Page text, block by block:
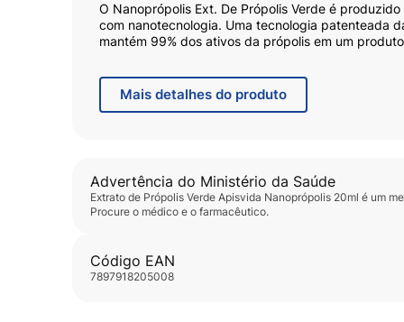
O Nanoprópolis Ext. De Própolis Verde é
com nanotecnologia. Uma tecnologia patenteada
mantém 99% dos ativos da própolis em um
USP, de forma a purificar o extrato de própolis,
ativos, permitindo uma absorção mais eficiente
eficácia com doses menores.
inflamatórias, antioxidantes e neuroprotetoras, a
Extrato de própolis verde nanoestruturado, água
Mais detalhes do produto
Advertência do Ministério da Saúde
Extrato de Própolis Verde Apisvida Nanoprópolis 20ml é um
Procure o médico e o farmacêutico.
Código EAN
7897918205008